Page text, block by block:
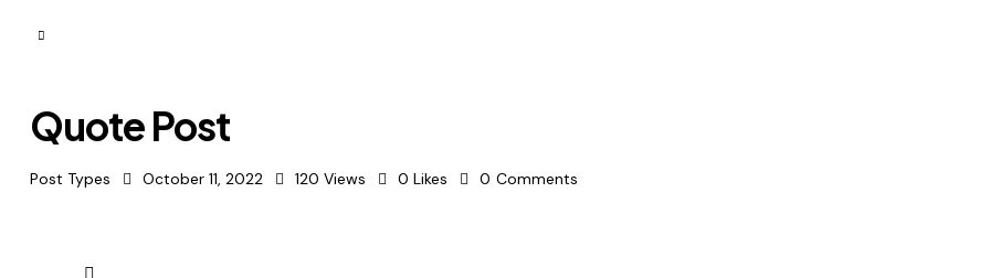
Quote Post
Post Types October 11, 2022 120 Views 0 Likes 0 Comments